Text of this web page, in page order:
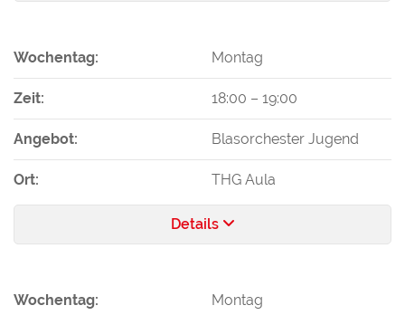
Wochentag: Montag
Zeit: 18:00 – 19:00
Angebot: Blasorchester Jugend
Ort: THG Aula
Details
Wochentag: Montag